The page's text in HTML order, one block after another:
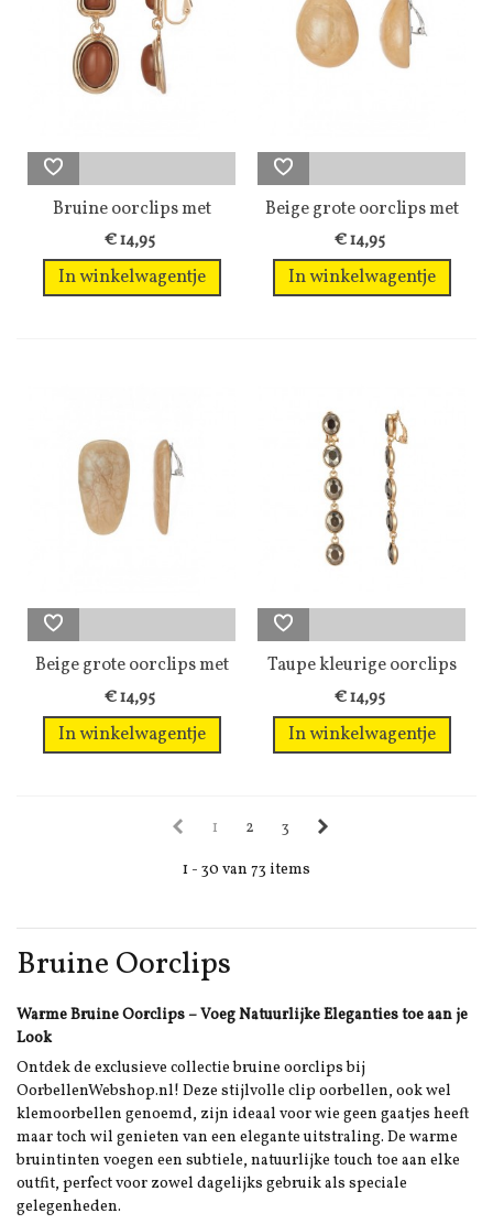
Bruine oorclips met
een...
€ 14,95
In winkelwagentje
Beige grote oorclips met
motief
€ 14,95
In winkelwagentje
Beige grote oorclips met
motief
€ 14,95
In winkelwagentje
Taupe kleurige oorclips
met glas...
€ 14,95
In winkelwagentje
1 2
3
1 - 30 van 73 items
Bruine Oorclips
Warme Bruine Oorclips – Voeg Natuurlijke Eleganties toe aan je
Look
Ontdek de exclusieve collectie bruine oorclips bij
OorbellenWebshop.nl! Deze stijlvolle clip oorbellen, ook wel
klemoorbellen genoemd, zijn ideaal voor wie geen gaatjes heeft
maar toch wil genieten van een elegante uitstraling. De warme
bruintinten voegen een subtiele, natuurlijke touch toe aan elke
outfit, perfect voor zowel dagelijks gebruik als speciale
gelegenheden.